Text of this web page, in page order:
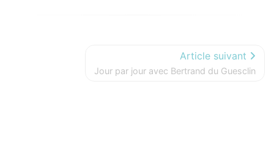
Article suivant
Jour par jour avec Bertrand du Guesclin